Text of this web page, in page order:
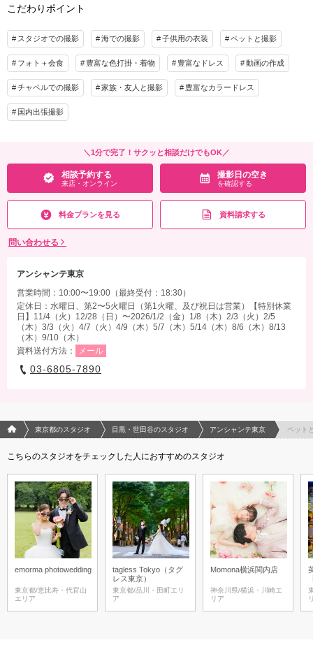
家族と撮影
その他含むもの
新郎ヘアセット・撮影アテンド・ワイシャツ・靴・パンプス・ブーケ・ブートニア・
アクセサリー・ティアラ【撮影に必要なアイテムはすべて揃っておりますので当日は
手ぶらでご来店ください。】
来店・オンライン
撮影料
着付け ヘアメイク 小物一式
アルバム データ 200カット 台紙付写真
衣装追加 会食 挙式
家族と撮影 家族用衣装レンタル ペットと撮影
その他含むもの
アルバム【撮影に必要なアイテムはすべて揃っておりますので当日は手ぶらでご来店
ください。】
相談予約する 撮影日の空き
こだわりポイント
スタジオでの撮影 海での撮影 子供用の衣装 ペットと撮影
フォト＋会食 豊富な色打掛・着物 豊富なドレス 動画の作成
チャペルでの撮影 家族・友人と撮影 豊富なカラードレス
国内出張撮影
＼1分で完了！サクッと相談だけでもOK／
相談予約する
来店・オンライン
撮影日の空き
を確認する
料金プランを見る 資料請求する
問い合わせる
アンシャンテ東京
営業時間：10:00〜19:00（最終受付：18:30）
定休日：水曜日、第2〜5火曜日（第1火曜、及び祝日は営業）【特別休業
日】11/4（火）12/28（日）〜2026/1/2（金）1/8（木）2/3（火）2/5
（木）3/3（火）4/7（火）4/9（木）5/7（木）5/14（木）8/6（木）8/13
（木）9/10（木）
資料送付方法：
メール
03-6805-7890
フォトウエディング/結婚写真のPhotorait ホーム
東京都のスタジオ 目黒・世田谷のスタジオ アンシャンテ東京 ペット
こちらのスタジオをチェックした人におすすめのスタジオ
emorma photowedding
東京都/恵比寿・代官山
エリア
tagless Tokyo（タグ
レス東京）
東京都/品川・田町エリ
ア
Momona横浜関内店
神奈川県/横浜・川崎エ
リア